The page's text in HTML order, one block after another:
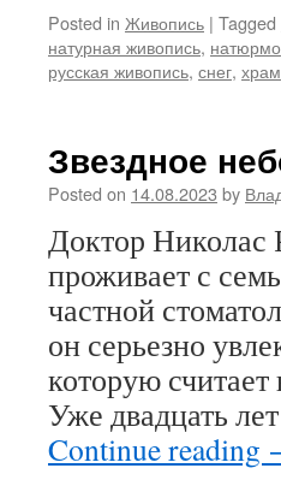
Posted in Живопись | Tagged
натурная живопись,
русская живопись, снег, храм
Звездное
Posted on 14.08.2023 by
Доктор Николас
проживает с
частной
он серьезно
которую
Уже двадцать
Continue reading